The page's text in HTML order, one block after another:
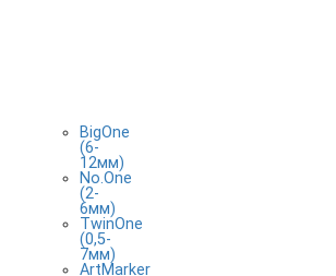
BigOne
(6-
12мм)
No.One
(2-
6мм)
TwinOne
(0,5-
7мм)
ArtMarker